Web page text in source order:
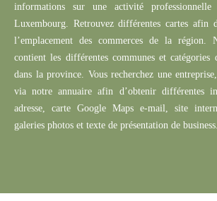
informations sur une activité
Luxembourg. Retrouvez différentes cartes afin
l’emplacement des commerces de la région.
contient les différentes communes et catégories
dans la province. Vous recherchez une
via notre annuaire afin d’obtenir différentes
adresse, carte Google Maps e-mail, site
galeries photos et texte de présentation de business.